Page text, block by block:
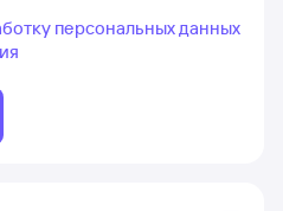
персональных данных